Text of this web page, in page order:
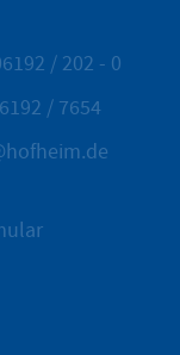
/ 202 - 0
/ 7654